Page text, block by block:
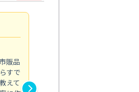
販品
すで
えて